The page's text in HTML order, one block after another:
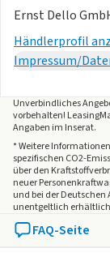
Ernst Dello
Händlerprofil
Impressum/
Unverbindliches
vorbehalten!
Angaben im Inserat.
* Weitere
spezifischen CO2-
über den
neuer
und bei der
unentgeltlich
FAQ-Seite